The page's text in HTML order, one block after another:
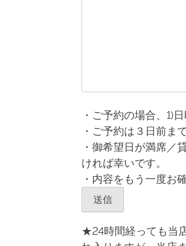
・ご予約の場合、1)
・ご予約は３日前ま
・御希望日が満席／
ければ幸いです。
・内容をもう一度お
★24時間経っても当